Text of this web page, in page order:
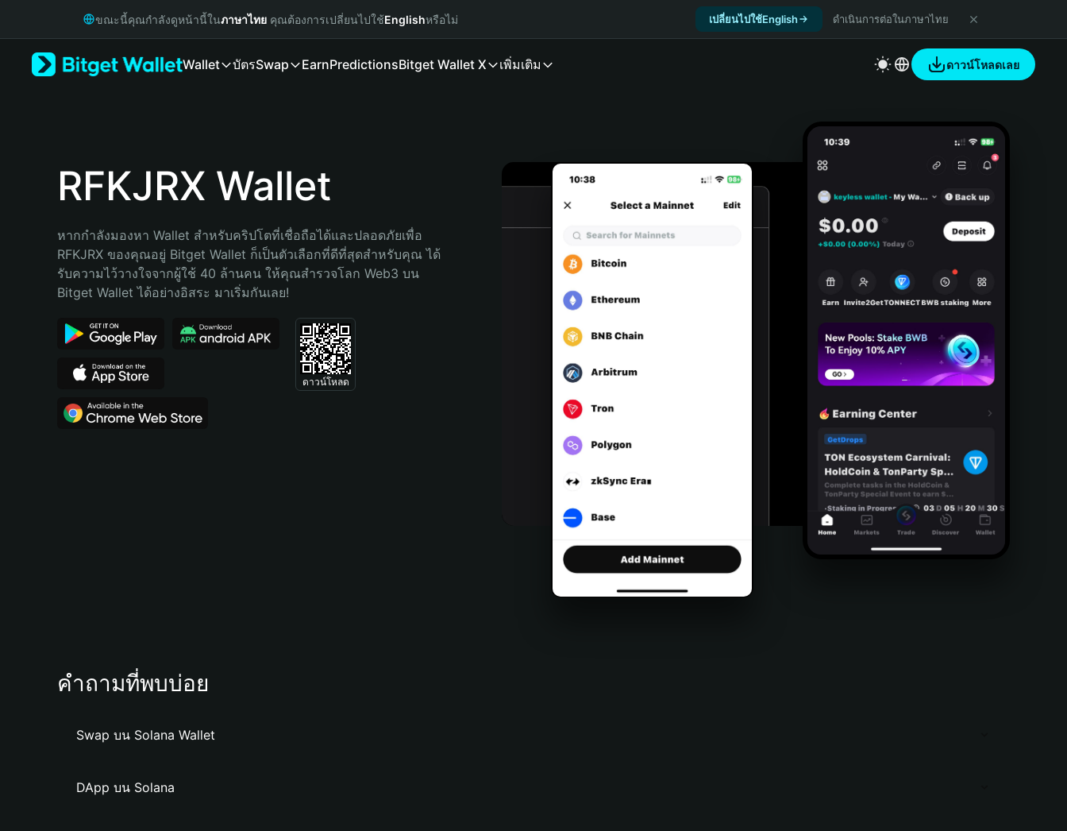
Русский
Bahasa Indonesia
Português (Brasil)
ขณะนี้คุณกำลังดูหน้านี้ในภาษาไทย คุณต้องการเปลี่ยนไปใช้Englishหรือไม่ เปลี่ยนไปใช้English ดำเนินการต่อในภาษาไทย
Wallet บัตรSwap EarnPredictionsBitget Wallet X เพิ่มเติม ดาวน์โหลดเลย
RFKJRX Wallet
หากกำลังมองหา Wallet สำหรับคริปโตที่เชื่อถือได้และปลอดภัยเพื่อ
RFKJRX ของคุณอยู่ Bitget Wallet ก็เป็นตัวเลือกที่ดีที่สุดสำหรับคุณ ได้
รับความไว้วางใจจากผู้ใช้ 40 ล้านคน ให้คุณสำรวจโลก Web3 บน
Bitget Wallet ได้อย่างอิสระ มาเริ่มกันเลย!
ดาวน์โหลด
คำถามที่พบบ่อย
Swap บน Solana Wallet
DApp บน Solana